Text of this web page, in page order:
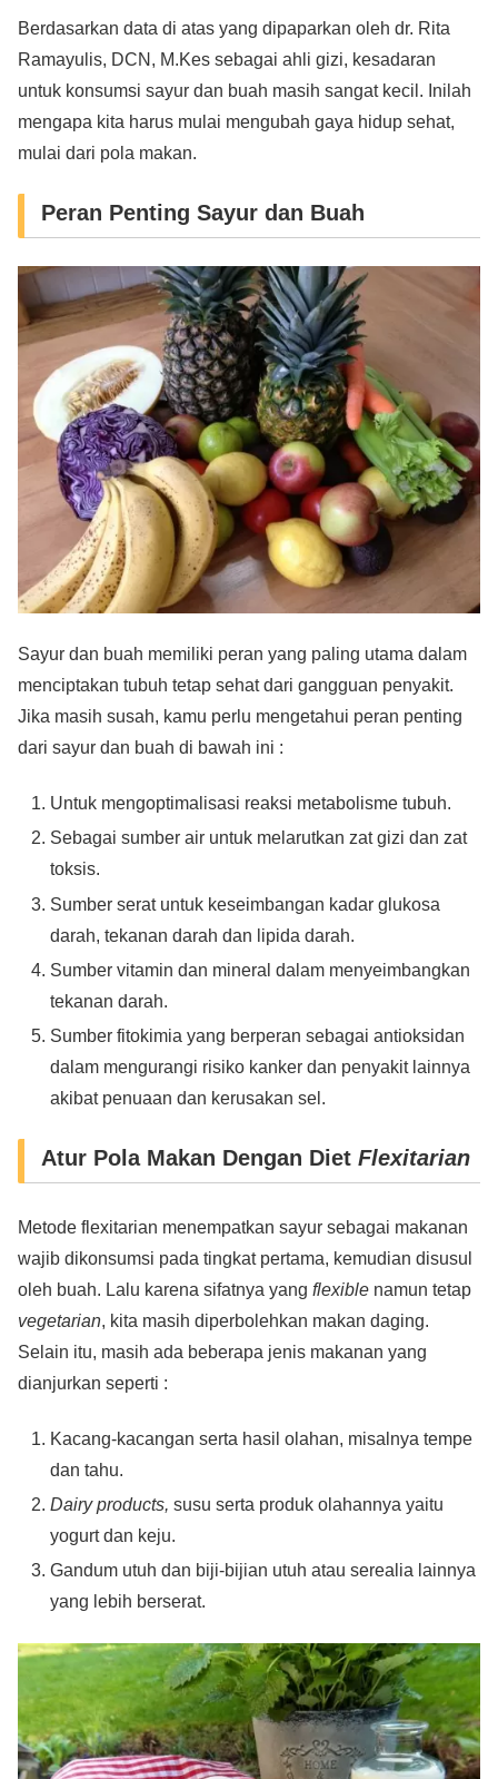
Berdasarkan data di atas yang dipaparkan oleh dr. Rita
Ramayulis, DCN, M.Kes sebagai ahli gizi, kesadaran
untuk konsumsi sayur dan buah masih sangat kecil. Inilah
mengapa kita harus mulai mengubah gaya hidup sehat,
mulai dari pola makan.
Peran Penting Sayur dan Buah
Sayur dan buah memiliki peran yang paling utama dalam
menciptakan tubuh tetap sehat dari gangguan penyakit.
Jika masih susah, kamu perlu mengetahui peran penting
dari sayur dan buah di bawah ini :
Untuk mengoptimalisasi reaksi metabolisme tubuh.
Sebagai sumber air untuk melarutkan zat gizi dan zat
toksis.
Sumber serat untuk keseimbangan kadar glukosa
darah, tekanan darah dan lipida darah.
Sumber vitamin dan mineral dalam menyeimbangkan
tekanan darah.
Sumber fitokimia yang berperan sebagai antioksidan
dalam mengurangi risiko kanker dan penyakit lainnya
akibat penuaan dan kerusakan sel.
Atur Pola Makan Dengan Diet Flexitarian
Metode flexitarian menempatkan sayur sebagai makanan
wajib dikonsumsi pada tingkat pertama, kemudian disusul
oleh buah. Lalu karena sifatnya yang flexible namun tetap
vegetarian, kita masih diperbolehkan makan daging.
Selain itu, masih ada beberapa jenis makanan yang
dianjurkan seperti :
Kacang-kacangan serta hasil olahan, misalnya tempe
dan tahu.
Dairy products,susu serta produk olahannya yaitu
yogurt dan keju.
Gandum utuh dan biji-bijian utuh atau serealia lainnya
yang lebih berserat.